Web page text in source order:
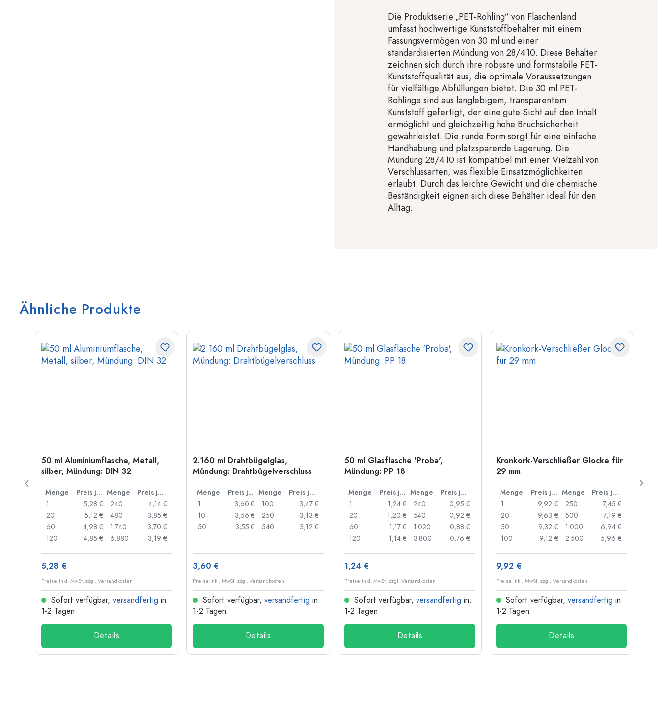
Die Produktserie „PET-Rohling“ von Flaschenland
umfasst hochwertige Kunststoffbehälter mit einem
Fassungsvermögen von 30 ml und einer
standardisierten Mündung von 28/410. Diese Behälter
zeichnen sich durch ihre robuste und formstabile PET-
Kunststoffqualität aus, die optimale Voraussetzungen
für vielfältige Abfüllungen bietet. Die 30 ml PET-
Rohlinge sind aus langlebigem, transparentem
Kunststoff gefertigt, der eine gute Sicht auf den Inhalt
ermöglicht und gleichzeitig hohe Bruchsicherheit
gewährleistet. Die runde Form sorgt für eine einfache
Handhabung und platzsparende Lagerung. Die
Mündung 28/410 ist kompatibel mit einer Vielzahl von
Verschlussarten, was flexible Einsatzmöglichkeiten
erlaubt. Durch das leichte Gewicht und die chemische
Beständigkeit eignen sich diese Behälter ideal für den
Alltag.
Ähnliche Produkte
50 ml Aluminiumflasche, Metall,
silber, Mündung: DIN 32
Menge Preis je Stück Menge
Preis je Stück
1
5,28 €
20
5,12 €
60
4,98 €
120
4,85 €
240
4,14 €
480
3,85 €
1.740
3,70 €
6.880
3,19 €
5,28 €
Preise inkl. MwSt. zzgl. Versandkosten
Sofort verfügbar, versandfertig in:
1-2 Tagen
Details
2.160 ml Drahtbügelglas,
Mündung: Drahtbügelverschluss
Menge Preis je Stück Menge
Preis je Stück
1
3,60 €
10
3,56 €
50
3,55 €
100
3,47 €
250
3,13 €
540
3,12 €
3,60 €
Preise inkl. MwSt. zzgl. Versandkosten
Sofort verfügbar, versandfertig in:
1-2 Tagen
Details
50 ml Glasflasche 'Proba',
Mündung: PP 18
Menge Preis je Stück Menge
Preis je Stück
1
1,24 €
20
1,20 €
60
1,17 €
120
1,14 €
240
0,95 €
540
0,92 €
1.020
0,88 €
3.800
0,76 €
1,24 €
Preise inkl. MwSt. zzgl. Versandkosten
Sofort verfügbar, versandfertig in:
1-2 Tagen
Details
Kronkork-Verschließer Glocke für
29 mm
Menge Preis je Stück Menge
Preis je Stück
1
9,92 €
20
9,63 €
50
9,32 €
100
9,12 €
250
7,45 €
500
7,19 €
1.000
6,94 €
2.500
5,96 €
9,92 €
Preise inkl. MwSt. zzgl. Versandkosten
Sofort verfügbar, versandfertig in:
1-2 Tagen
Details